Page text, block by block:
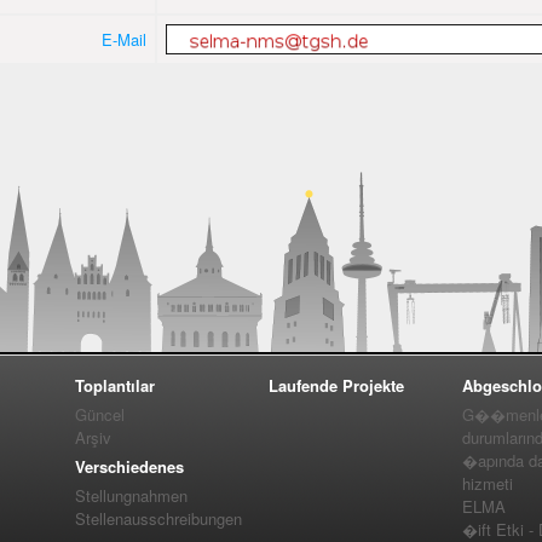
E-Mail
Toplantılar
Güncel
Arşiv
Verschiedenes
Stellungnahmen
Stellenausschreibungen
Laufende Projekte
�apında
hizmeti
ELMA
�ift Etki -